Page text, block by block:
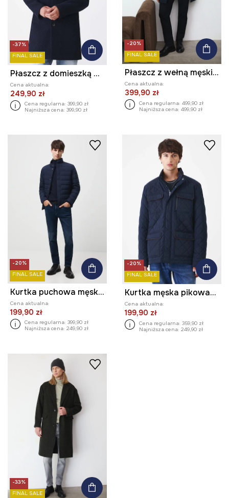
-37%
FINAL SALE
Płaszcz z domieszką wełny męski kolor granatowy
Cena aktualna:
249,90 zł
Cena regularna: 399,90 zł
Najniższa cena: 399,90 zł
-20%
FINAL SALE
Płaszcz z wełną męski melanżowy
Cena aktualna:
399,90 zł
Cena regularna: 499,90 zł
Najniższa cena: 499,90 zł
-20%
FINAL SALE
Kurtka puchowa męska pikowana
Cena aktualna:
199,90 zł
Cena regularna: 399,90 zł
Najniższa cena: 249,90 zł
-20%
FINAL SALE
Kurtka męska pikowana kolor granatowy
Cena aktualna:
199,90 zł
Cena regularna: 359,90 zł
Najniższa cena: 249,90 zł
-33%
FINAL SALE